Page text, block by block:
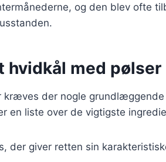
og den blev ofte
hvidkål med pølser
kræves der nogle grundlæggende
en liste over de vigtigste
der giver retten sin